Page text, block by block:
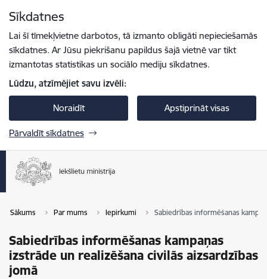
Sīkdatnes
Lai šī tīmekļvietne darbotos, tā izmanto obligāti nepieciešamās
sīkdatnes. Ar Jūsu piekrišanu papildus šajā vietnē var tikt
izmantotas statistikas un sociālo mediju sīkdatnes.
Lūdzu, atzīmējiet savu izvēli:
Noraidīt Apstiprināt visas
Pārvaldīt sīkdatnes
Sākums Par mums Iepirkumi Sabiedrības informēšanas
Sabiedrības informēšanas kampaņas
izstrāde un realizēšana civilās aizsardzības
jomā